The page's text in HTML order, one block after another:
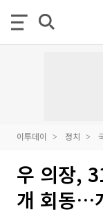
이투데이 정치
우 의장,
개 회동…